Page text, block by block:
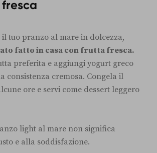
tuo pranzo al mare in dolcezza,
fatto in casa con frutta fresca.
preferita e aggiungi yogurt greco
consistenza cremosa. Congela il
ore e servi come dessert leggero
light al mare non significa
e alla soddisfazione.